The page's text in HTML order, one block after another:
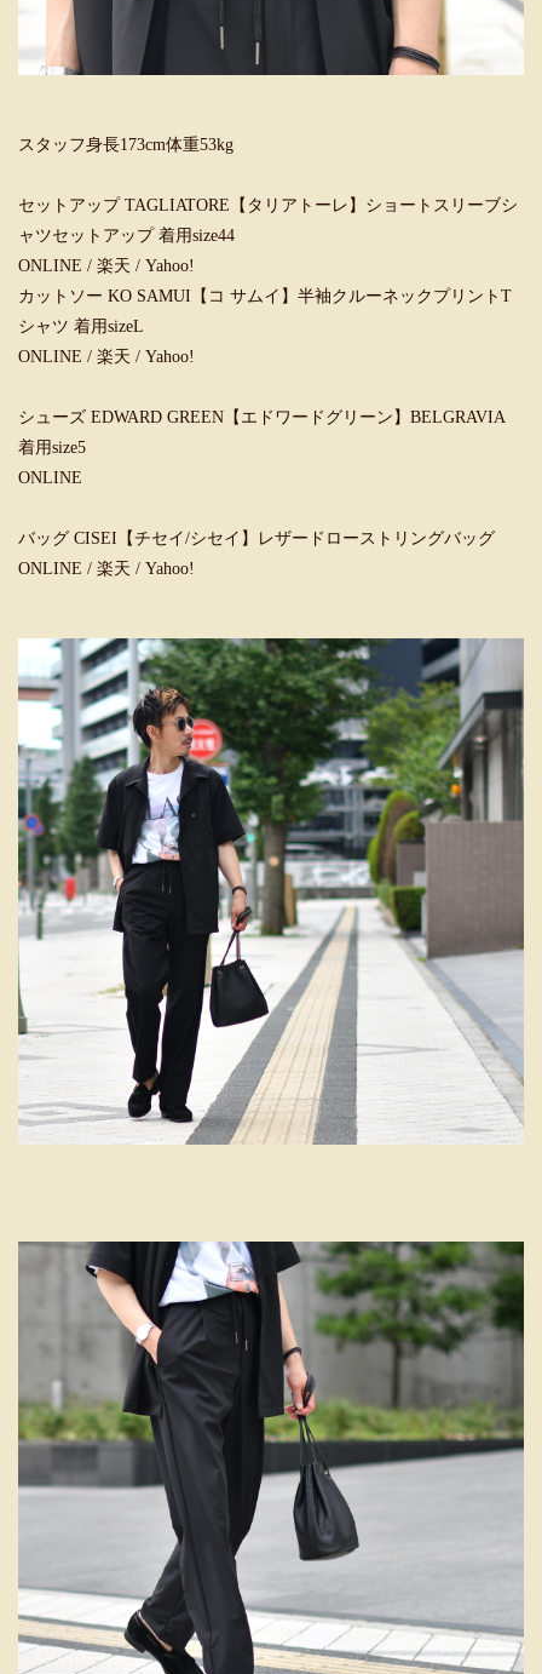
スタッフ身長173cm体重53kg
セットアップ TAGLIATORE【タリアトーレ】ショートスリーブシ
ャツセットアップ 着用size44
ONLINE / 楽天 / Yahoo!
カットソー KO SAMUI【コ サムイ】半袖クルーネックプリントT
シャツ 着用sizeL
ONLINE / 楽天 / Yahoo!
シューズ EDWARD GREEN【エドワードグリーン】BELGRAVIA
着用size5
ONLINE
バッグ CISEI【チセイ/シセイ】レザードローストリングバッグ
ONLINE / 楽天 / Yahoo!